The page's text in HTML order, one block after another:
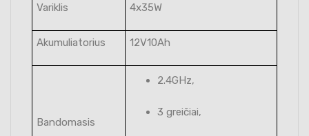
Variklis 4x35W
Akumuliatorius 12V10Ah
Bandomasis
2.4GHz,
3 greičiai,